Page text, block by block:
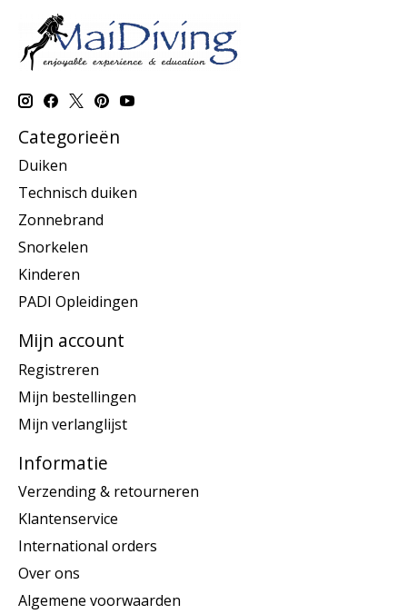
Categorieën
Duiken
Technisch duiken
Zonnebrand
Snorkelen
Kinderen
PADI Opleidingen
Mijn account
Registreren
Mijn bestellingen
Mijn verlanglijst
Informatie
Verzending & retourneren
Klantenservice
International orders
Over ons
Algemene voorwaarden